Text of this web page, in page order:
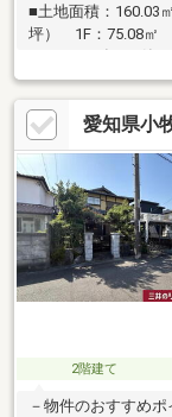
■土地面積：160.03
坪） 1F：75.08㎡
る）■2007年9月築
南西公道幅員：4.5
施
愛知県小
2階建て
－物件のおすすめ